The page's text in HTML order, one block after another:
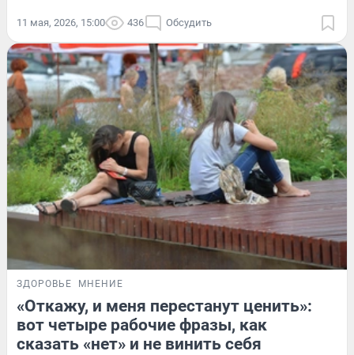
11 мая, 2026, 15:00 436 Обсудить
ЗДОРОВЬЕ МНЕНИЕ
«Откажу, и меня перестанут ценить»:
вот четыре рабочие фразы, как
сказать «нет» и не винить себя